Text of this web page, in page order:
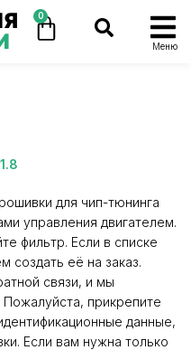
0
Меню
для чип-тюнинга
управления двигателем.
фильтр. Если в списке
её на заказ.
связи, и мы
прикрепите
данные,
Если вам нужна только